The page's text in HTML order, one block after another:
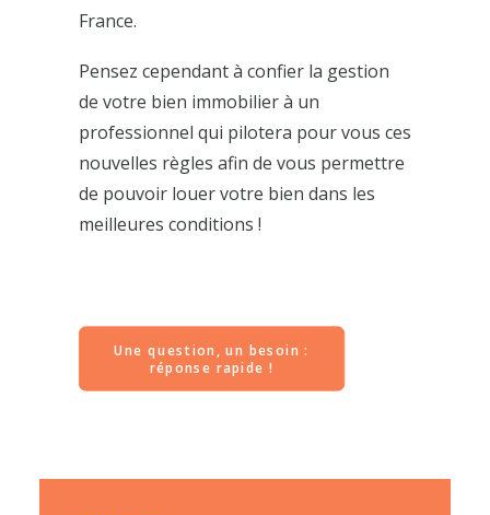
France.
Pensez cependant à confier la gestion
de votre bien immobilier à un
professionnel qui pilotera pour vous ces
nouvelles règles afin de vous permettre
de pouvoir louer votre bien dans les
meilleures conditions !
Une question, un besoin :
réponse rapide !